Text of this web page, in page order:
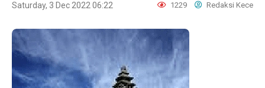
Saturday, 3 Dec 2022 06:22 1229 Redaksi Kece